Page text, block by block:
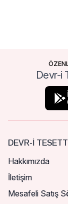
Devr-i
DEVR-I
Hakkımızda
İletişim
Mesafeli Satış